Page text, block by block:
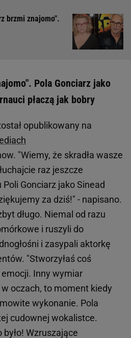
brzmi znajomo".
Pola Gonciarz jako
płaczą jak bobry
opublikowany na
"Wiemy, że skradła wasze
raz jeszcze
Gonciarz jako Sinead
za dziś!" - napisano.
długo. Niemal od razu
i ruszyli do
i zasypali aktorkę
"Stworzyłaś coś
emocji. Inny wymiar
oczach, to moment kiedy
wykonanie. Pola
cudownej wokalistce.
Wzruszające